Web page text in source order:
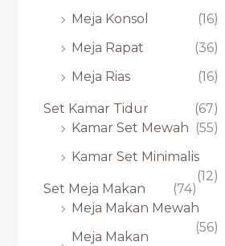
Meja Konsol
(16)
Meja Rapat
(36)
Meja Rias
(16)
Set Kamar Tidur
(67)
Kamar Set Mewah (55)
Kamar Set Minimalis
(12)
Set Meja Makan
(74)
Meja Makan Mewah
(56)
Meja Makan